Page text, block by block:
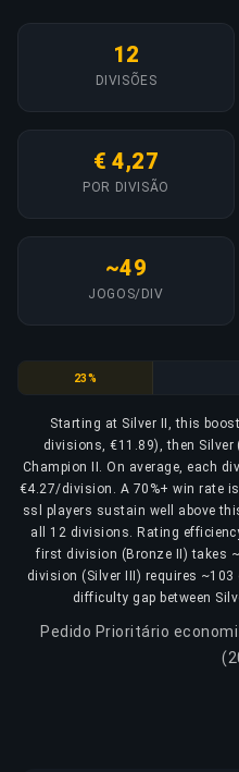
12
DIVISÕES
€ 4,27
POR DIVISÃO
~49
JOGOS/DIV
Bronze
23%
Starting at Silver II, this
divisions, €11.89), then
Champion II. On average, each
€4.27/division. A 70%+ win rate
ssl players sustain well above
all 12 divisions. Rating
first division (Bronze II) takes
division (Silver III) requires
difficulty gap between
Pedido Prioritário